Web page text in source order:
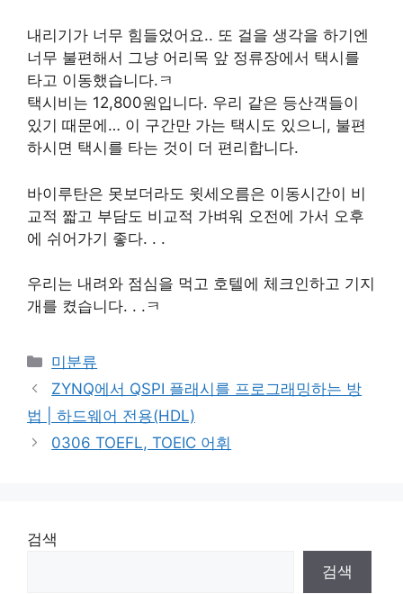
내리기가 너무 힘들었어요.. 또 걸을 생각을 하기엔
너무 불편해서 그냥 어리목 앞 정류장에서 택시를
타고 이동했습니다.ㅋ
택시비는 12,800원입니다. 우리 같은 등산객들이
있기 때문에… 이 구간만 가는 택시도 있으니, 불편
하시면 택시를 타는 것이 더 편리합니다.
바이루탄은 못보더라도 윗세오름은 이동시간이 비
교적 짧고 부담도 비교적 가벼워 오전에 가서 오후
에 쉬어가기 좋다. . .
우리는 내려와 점심을 먹고 호텔에 체크인하고 기지
개를 켰습니다. . .ㅋ
Categories
미분류
ZYNQ에서 QSPI 플래시를 프로그래밍하는 방
법 | 하드웨어 전용(HDL)
0306 TOEFL, TOEIC 어휘
검색
검색